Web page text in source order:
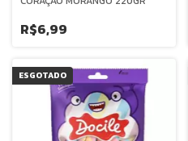
R$6,99
ESGOTADO